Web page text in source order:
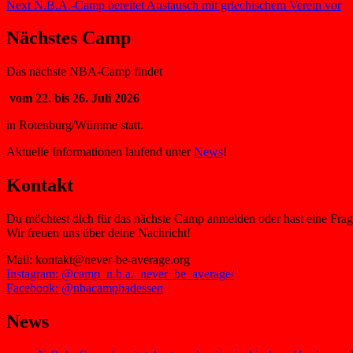
post:
Next Next
N.B.A.-Camp bereitet Austausch mit griechischem Verein vor
Nächstes Camp
Das nächste NBA-Camp findet
vom 22. bis 26. Juli 2026
in Rotenburg/Wümme statt.
Aktuelle Informationen laufend unterNews!
Kontakt
Du möchtest dich für das nächste Camp anmelden oder hast eine
Wir freuen uns über deine Nachricht!
Mail: kontakt@never-be-average.org
Instagram: @camp_n.b.a._never_be_average/
Facebook: @nbacampbadessen
News